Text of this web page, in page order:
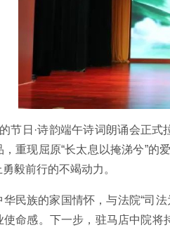
节日·诗韵端午诗词朗诵会正式
，重现屈原“长太息以掩涕兮”
毅前行的不竭动力。
民族的家国情怀，与法院“司
命感。下一步，驻马店中院